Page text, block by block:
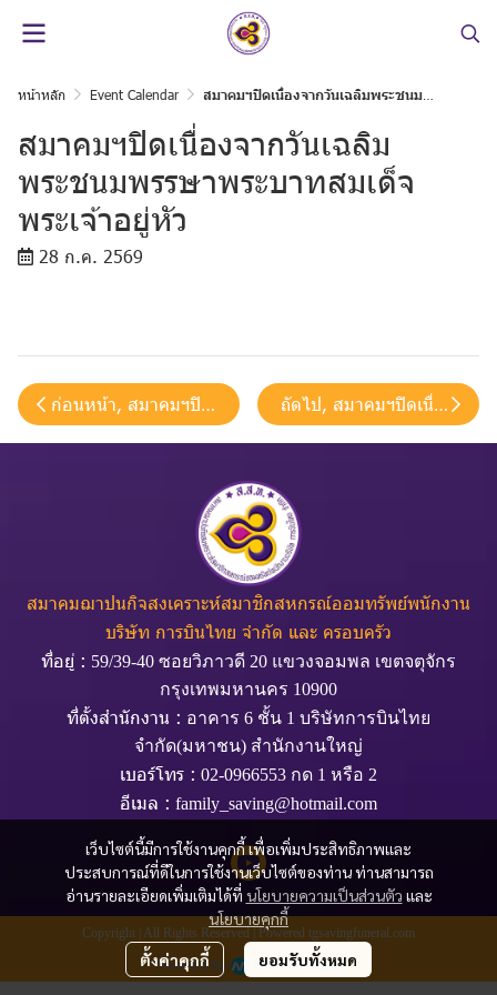
หน้าหลัก Event Calendar สมาคมฯปิดเนื่องจากวันเฉลิมพระชนมพรรษาพระบาทสมเด็จพระเจ้าอยู่หัว
สมาคมฯปิดเนื่องจากวันเฉลิม
พระชนมพรรษาพระบาทสมเด็จ
พระเจ้าอยู่หัว
28 ก.ค. 2569
ก่อนหน้า, สมาคมฯปิดเนื่องจากวันเฉลิมพระชนมพรรษาสมเ
ถัดไป, สมาคมฯปิดเนื่องจาก
เว็บไซต์นี้มีการใช้งานคุกกี้ เพื่อเพิ่มประสิทธิภาพและ
ประสบการณ์ที่ดีในการใช้งานเว็บไซต์ของท่าน ท่านสามารถ
อ่านรายละเอียดเพิ่มเติมได้ที่ นโยบายความเป็นส่วนตัว และ
นโยบายคุกกี้
ตั้งค่าคุกกี้ ยอมรับทั้งหมด
สมาคมฌาปนกิจสงเคราะห์สมาชิกสหกรณ์ออมทรัพย์พนักงาน
บริษัท การบินไทย จำกัด และ ครอบครัว
ที่อยู่ : 59/39-40 ซอยวิภาวดี 20 แขวงจอมพล เขตจตุจักร
กรุงเทพมหานคร 10900
ที่ตั้งสำนักงาน : อาคาร 6 ชั้น 1 บริษัทการบินไทย
จำกัด(มหาชน) สำนักงานใหญ่
เบอร์โทร : 02-0966553 กด 1 หรือ 2
อีเมล : family_saving@hotmail.com
Copyright | All Rights Reserved | Powered tgsavingfuneral.com
Powered By MakeWebEasy